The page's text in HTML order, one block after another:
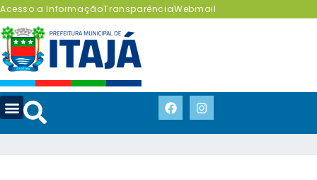
Acesso a InformaçãoTransparênciaWebmail